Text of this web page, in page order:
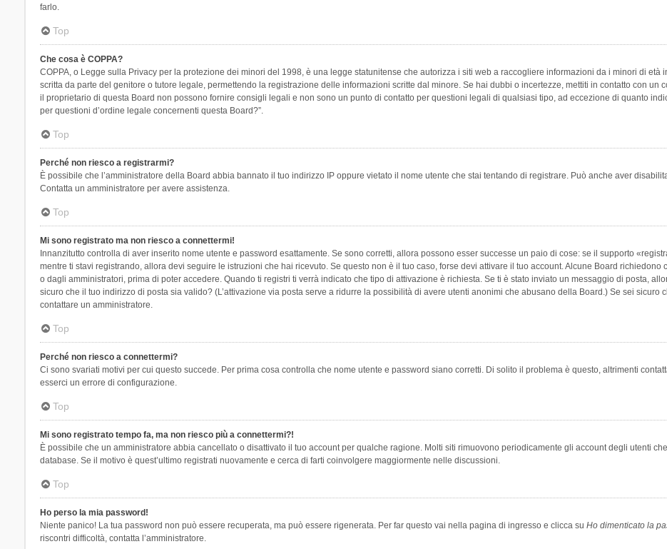
farlo.
Top
Che cosa è COPPA?
COPPA, o Legge sulla Privacy per la protezione dei minori del 1998, è una legge statunitense che autorizza i siti web a raccogliere informazioni da i minori di
scritta da parte del genitore o tutore legale, permettendo la registrazione delle informazioni scritte dal minore. Se hai dubbi o incertezze, mettiti in contatto con un
il proprietario di questa Board non possono fornire consigli legali e non sono un punto di contatto per questioni legali di qualsiasi tipo, ad eccezione di quanto
per questioni d’ordine legale concernenti questa Board?”.
Top
Perché non riesco a registrarmi?
È possibile che l’amministratore della Board abbia bannato il tuo indirizzo IP oppure vietato il nome utente che stai tentando di registrare. Può anche aver
Contatta un amministratore per avere assistenza.
Top
Mi sono registrato ma non riesco a connettermi!
Innanzitutto controlla di aver inserito nome utente e password esattamente. Se sono corretti, allora possono esser successe un paio di cose: se il supporto
mentre ti stavi registrando, allora devi seguire le istruzioni che hai ricevuto. Se questo non è il tuo caso, forse devi attivare il tuo account. Alcune Board
o dagli amministratori, prima di poter accedere. Quando ti registri ti verrà indicato che tipo di attivazione è richiesta. Se ti è stato inviato un messaggio di posta,
sicuro che il tuo indirizzo di posta sia valido? (L’attivazione via posta serve a ridurre la possibilità di avere utenti anonimi che abusano della Board.) Se sei sicuro
contattare un amministratore.
Top
Perché non riesco a connettermi?
Ci sono svariati motivi per cui questo succede. Per prima cosa controlla che nome utente e password siano corretti. Di solito il problema è questo, altrimenti
esserci un errore di configurazione.
Top
Mi sono registrato tempo fa, ma non riesco più a connettermi?!
È possibile che un amministratore abbia cancellato o disattivato il tuo account per qualche ragione. Molti siti rimuovono periodicamente gli account degli utenti
database. Se il motivo è quest’ultimo registrati nuovamente e cerca di farti coinvolgere maggiormente nelle discussioni.
Top
Ho perso la mia password!
Niente panico! La tua password non può essere recuperata, ma può essere rigenerata. Per far questo vai nella pagina di ingresso e clicca su Ho dimenticato la
riscontri difficoltà, contatta l’amministratore.